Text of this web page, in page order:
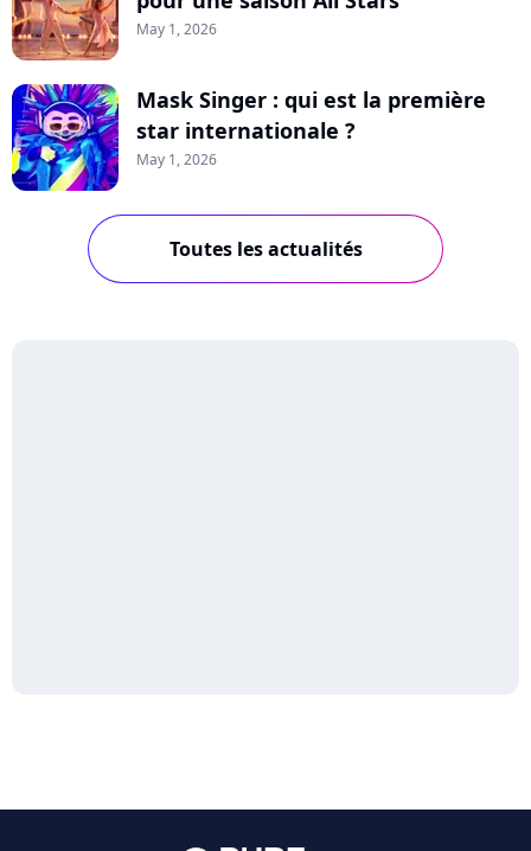
May 1, 2026
Mask Singer : qui est la première
star internationale ?
May 1, 2026
Toutes les actualités